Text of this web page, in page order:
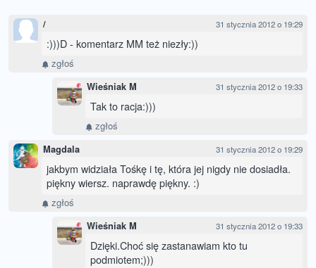
/ 31 stycznia 2012 o 19:29
:)))D - komentarz MM też niezły:))
zgłoś
Wieśniak M 31 stycznia 2012 o 19:33
Tak to racja:)))
zgłoś
Magdala 31 stycznia 2012 o 19:29
jakbym widziała Tośkę i tę, która jej nigdy nie dosiadła.
piękny wiersz. naprawdę piękny. :)
zgłoś
Wieśniak M 31 stycznia 2012 o 19:33
Dzięki.Choć się zastanawiam kto tu
podmiotem;)))